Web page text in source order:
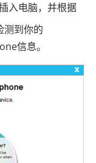
入电脑，并根据
测到你的
信息。